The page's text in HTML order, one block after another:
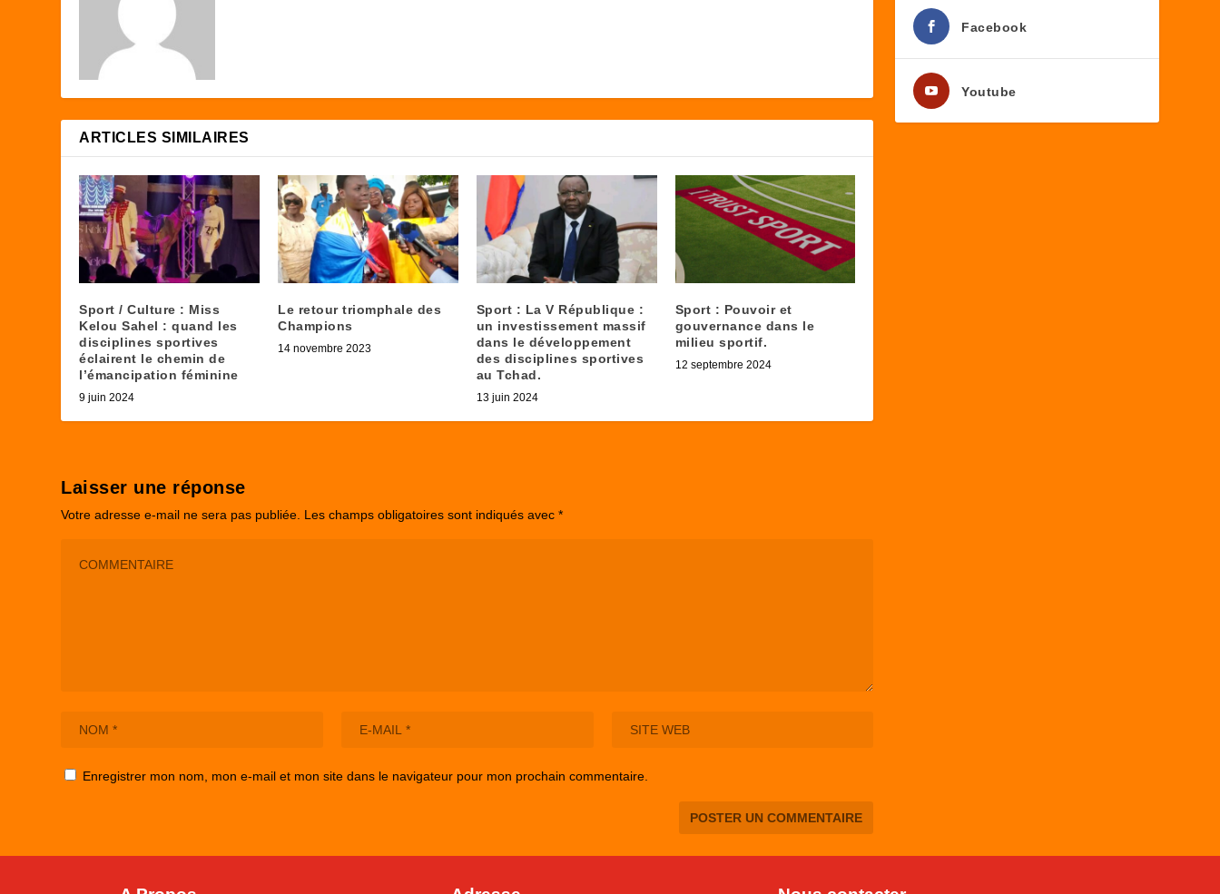
ARTICLES SIMILAIRES
Sport / Culture : Miss
Kelou Sahel : quand les
disciplines sportives
éclairent le chemin de
l’émancipation féminine
9 juin 2024
Le retour triomphale des
Champions
14 novembre 2023
Sport : La V République :
un investissement massif
dans le développement
des disciplines sportives
au Tchad.
13 juin 2024
Sport : Pouvoir et
gouvernance dans le
milieu sportif.
12 septembre 2024
Laisser une réponse
Votre adresse e-mail ne sera pas publiée. Les champs obligatoires sont indiqués avec*
Enregistrer mon nom, mon e-mail et mon site dans le navigateur pour mon prochain commentaire.
Facebook
Youtube